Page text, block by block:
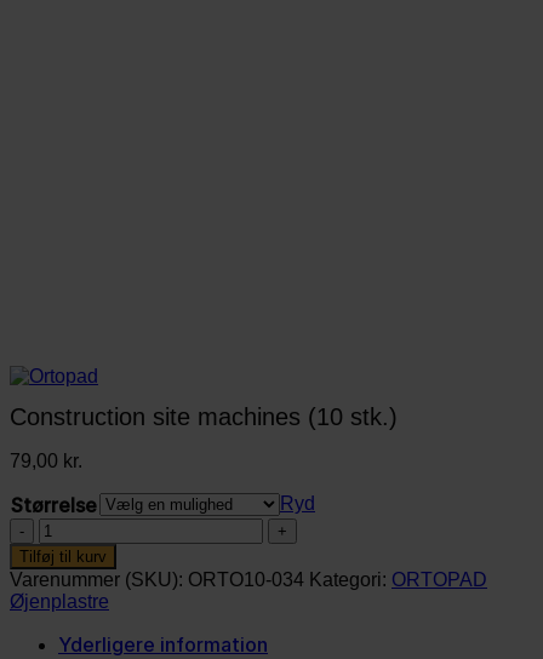
Construction site machines (10 stk.)
79,00 kr.
Størrelse
Ryd
Construction
site
machines
(10
stk.)
antal
Tilføj til kurv
Varenummer (SKU): ORTO10-034 Kategori: ORTOPAD
Øjenplastre
Yderligere information